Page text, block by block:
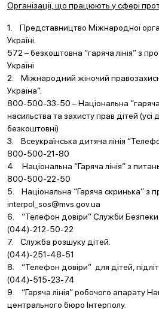
Організації, що працюють у сфері
1. Представництво Міжнародної
Україні.
572 – безкоштовна “гаряча лінія” з
Україні
2. Міжнародний жіночий
Україна”.
800-500-33-50 – Національна “гаряча
насильства та захисту прав дітей (усі
безкоштовні)
3. Всеукраїнська дитяча лінія
800-500-21-80
4. Національна “Гаряча лінія” з питань
800-500-22-50
5. Національна “Гаряча скринька” з
interpol_sos@mvs.gov.ua
6. “Телефон довіри” Служби Безпеки
(044)-212-50-22
7. Служба розшуку дітей.
(044)-251-48-51
8. “Телефон довіри” для дітей,
(044)-515-23-74
9. “Гаряча лінія” робочого апарату
центрального бюро Інтерполу.